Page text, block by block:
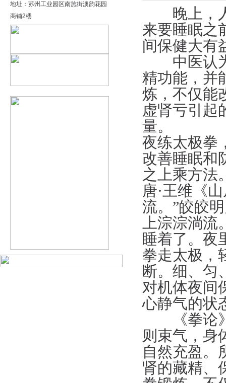
地址：苏州工业园区南施街澳韵花园
商铺2楼
晚上，人
来要睡眠之
间保健大有
中医认为
精功能，并
炼，不仅能
虚肾亏引起
量。
夜练太极拳
改善睡眠和
之上乘方法
唐·王维《
流。”皎皎
上淙淙淌
睡着了。夜
拳走太极，
断。细、匀
对机体夜间
心静气的状
《拳论》
则束气，身
自然充盈。
肾的藏精、